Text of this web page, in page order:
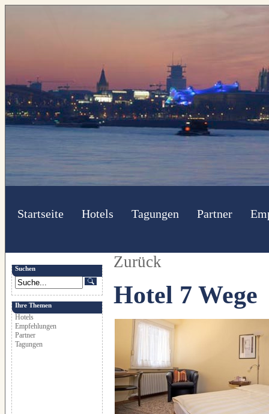
Startseite Hotels Tagungen Partner
Suchen
Ihre Themen
Hotels
Empfehlungen
Partner
Tagungen
Zurück
Hotel 7 Wege